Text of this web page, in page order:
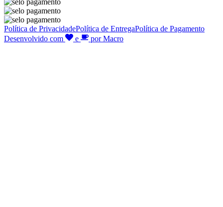
Política de PrivacidadePolítica de EntregaPolítica de Pagamento
Desenvolvido com
e por Macro